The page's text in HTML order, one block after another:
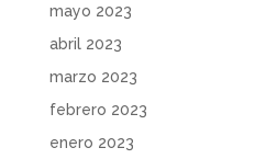
mayo 2023
abril 2023
marzo 2023
febrero 2023
enero 2023